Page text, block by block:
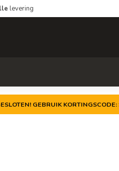
levering
GEBRUIK